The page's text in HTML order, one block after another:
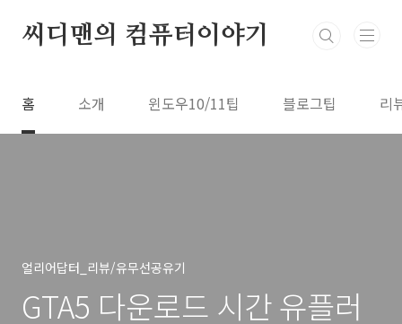
씨디맨의 컴퓨터이야기
홈 소개 윈도우10/11팁 블로그팁 리
얼리어답터_리뷰/유무선공유기
GTA5 다운로드 시간 유플러